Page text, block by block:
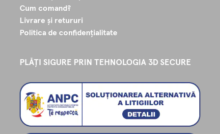
Cum comand?
Livrare și retururi
Politica de confidențialitate
PLĂȚI SIGURE PRIN TEHNOLOGIA 3D SECURE